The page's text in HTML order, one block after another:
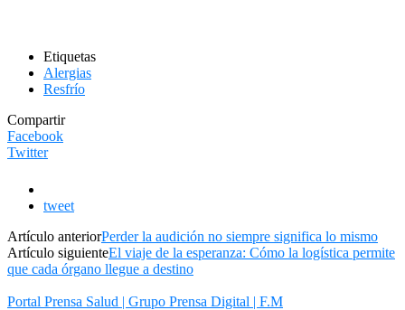
Etiquetas
Alergias
Resfrío
Compartir
Facebook
Twitter
tweet
Artículo anteriorPerder la audición no siempre significa lo mismo
Artículo siguienteEl viaje de la esperanza: Cómo la logística permite
que cada órgano llegue a destino
Portal Prensa Salud | Grupo Prensa Digital | F.M